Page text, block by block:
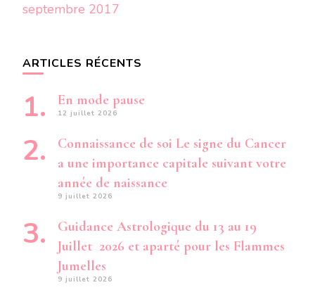
septembre 2017
ARTICLES RÉCENTS
En mode pause
12 juillet 2026
Connaissance de soi Le signe du Cancer
a une importance capitale suivant votre
année de naissance
9 juillet 2026
Guidance Astrologique du 13 au 19
Juillet 2026 et aparté pour les Flammes
Jumelles
9 juillet 2026